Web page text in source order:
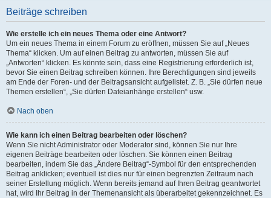
Beiträge schreiben
Wie erstelle ich ein neues Thema oder eine Antwort?
Um ein neues Thema in einem Forum zu eröffnen, müssen Sie auf „Neues
Thema“ klicken. Um auf einen Beitrag zu antworten, müssen Sie auf
„Antworten“ klicken. Es könnte sein, dass eine Registrierung erforderlich ist,
bevor Sie einen Beitrag schreiben können. Ihre Berechtigungen sind jeweils
am Ende der Foren- und der Beitragsansicht aufgelistet. Z. B. „Sie dürfen neue
Themen erstellen“, „Sie dürfen Dateianhänge erstellen“ usw.
Nach oben
Wie kann ich einen Beitrag bearbeiten oder löschen?
Wenn Sie nicht Administrator oder Moderator sind, können Sie nur Ihre
eigenen Beiträge bearbeiten oder löschen. Sie können einen Beitrag
bearbeiten, indem Sie das „Ändere Beitrag“-Symbol für den entsprechenden
Beitrag anklicken; eventuell ist dies nur für einen begrenzten Zeitraum nach
seiner Erstellung möglich. Wenn bereits jemand auf Ihren Beitrag geantwortet
hat, wird Ihr Beitrag in der Themenansicht als überarbeitet gekennzeichnet. Es